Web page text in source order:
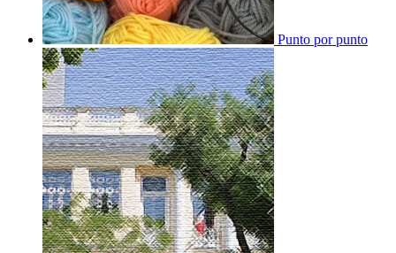
Punto por punto